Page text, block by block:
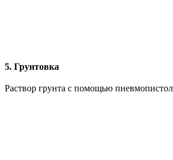
5. Грунтовка
Раствор грунта с помощью